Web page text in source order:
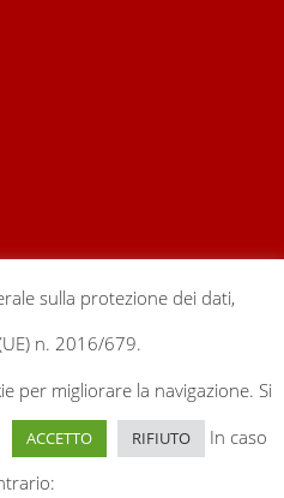
sostienici
contatti
& cookie policy
sulla protezione dei dati,
n. 2016/679.
per migliorare la navigazione. Si
ACCETTO RIFIUTO
In caso